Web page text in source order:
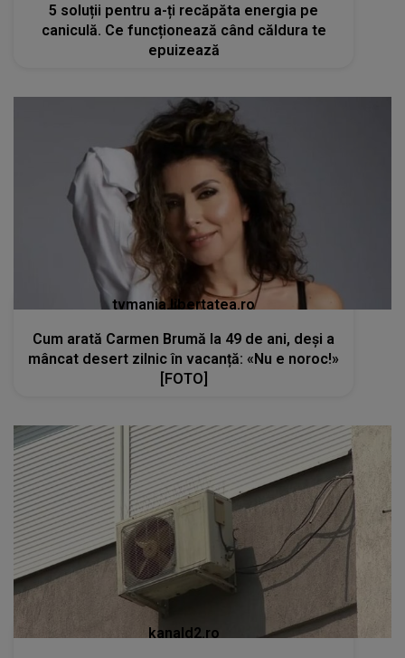
5 soluții pentru a-ți recăpăta energia pe
caniculă. Ce funcționează când căldura te
epuizează
tvmania.libertatea.ro
Cum arată Carmen Brumă la 49 de ani, deși a
mâncat desert zilnic în vacanță: «Nu e noroc!»
[FOTO]
kanald2.ro